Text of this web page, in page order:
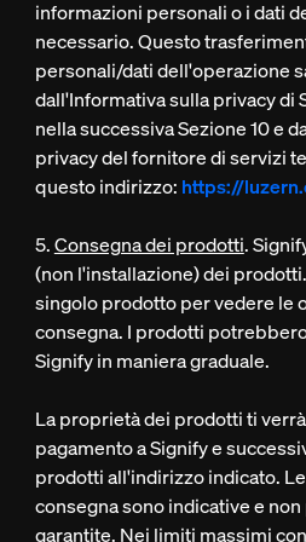
informazioni personali o i dati
necessario. Questo
personali/dati dell'operazione
dall'Informativa sulla privacy di
nella successiva Sezione 10 e
privacy del fornitore di servizi
questo indirizzo: https://
5.Consegna dei prodotti.
(non l'installazione) dei
singolo prodotto per vedere le
consegna. I prodotti
Signify in maniera graduale.
La proprietà dei prodotti ti
pagamento a Signify e
prodotti all'indirizzo indicato.
consegna sono indicative e
garantite. Nei limiti massimi